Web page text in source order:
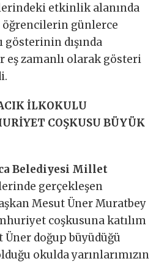
etkinlik alanında
öğrencilerin günlerce
gösterinin dışında
eş zamanlı olarak gösteri
İLKOKULU
COŞKUSU BÜYÜK
Belediyesi Millet
gerçekleşen
Mesut Üner Muratbey
coşkusuna katılım
Üner doğup büyüdüğü
okulda yarınlarımızın